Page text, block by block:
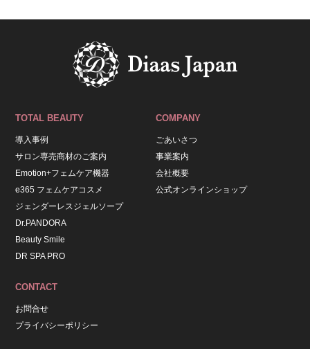
TOTAL BEAUTY
導入事例
サロン専売商材のご案内
Emotion+フェムケア機器
e365 フェムケアコスメ
ジェンダーレスジェルソープ
Dr.PANDORA
Beauty Smile
DR SPA PRO
COMPANY
ごあいさつ
事業案内
会社概要
公式オンラインショップ
CONTACT
お問合せ
プライバシーポリシー